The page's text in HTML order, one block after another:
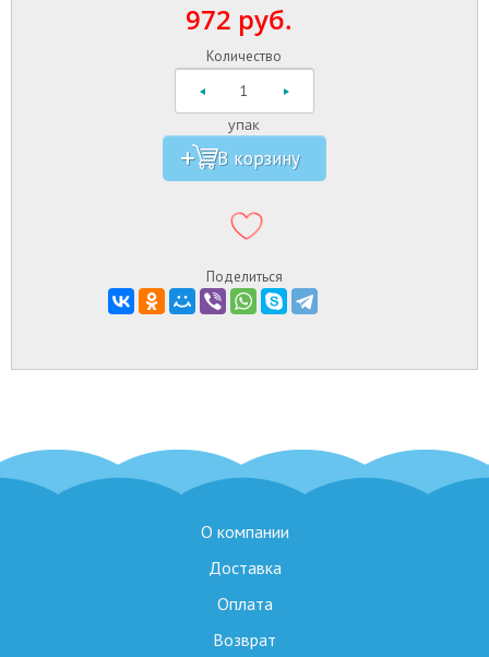
972 руб.
Количество
упак
Поделиться
О компании
Доставка
Оплата
Возврат